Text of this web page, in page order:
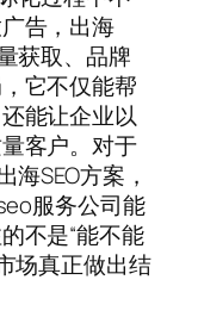
告，出海
获取、品牌
它不仅能帮
能让企业以
客户。对于
海SEO方案，
服务公司能
不是“能不能
场真正做出结